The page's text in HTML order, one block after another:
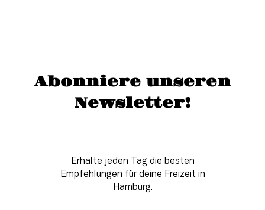
Abonniere unseren
Newsletter!
Erhalte jeden Tag die besten
Empfehlungen für deine Freizeit in
Hamburg.